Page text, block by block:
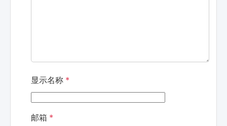
显示名称 *
邮箱 *